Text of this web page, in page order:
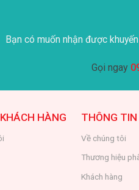
Bạn có muốn nhận được
Gọi ngay
HÀNG THÔNG TIN
Về chúng tôi
Thương hiệu
Khách hàng